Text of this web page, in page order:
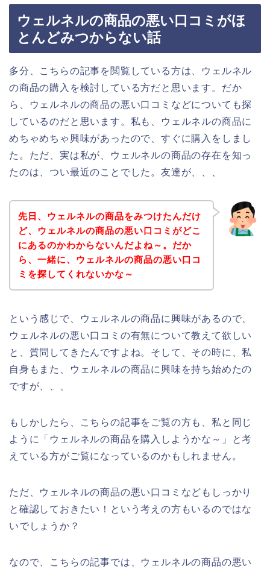
ウェルネルの商品の悪い口コミがほ
とんどみつからない話
多分、こちらの記事を閲覧している方は、ウェルネル
の商品の購入を検討している方だと思います。だか
ら、ウェルネルの商品の悪い口コミなどについても探
しているのだと思います。私も、ウェルネルの商品に
めちゃめちゃ興味があったので、すぐに購入をしまし
た。ただ、実は私が、ウェルネルの商品の存在を知っ
たのは、つい最近のことでした。友達が、、、
先日、ウェルネルの商品をみつけたんだけ
ど、ウェルネルの商品の悪い口コミがどこ
にあるのかわからないんだよね～。だか
ら、一緒に、ウェルネルの商品の悪い口コ
ミを探してくれないかな～
という感じで、ウェルネルの商品に興味があるので、
ウェルネルの悪い口コミの有無について教えて欲しい
と、質問してきたんですよね。そして、その時に、私
自身もまた、ウェルネルの商品に興味を持ち始めたの
ですが、、、
もしかしたら、こちらの記事をご覧の方も、私と同じ
ように「ウェルネルの商品を購入しようかな～」と考
えている方がご覧になっているのかもしれません。
ただ、ウェルネルの商品の悪い口コミなどもしっかり
と確認しておきたい！という考えの方もいるのではな
いでしょうか？
なので、こちらの記事では、ウェルネルの商品の悪い